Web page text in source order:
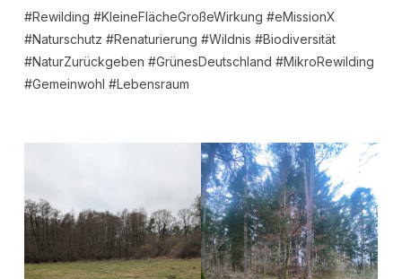
#Rewilding #KleineFlächeGroßeWirkung #eMissionX
#Naturschutz #Renaturierung #Wildnis #Biodiversität
#NaturZurückgeben #GrünesDeutschland #MikroRewilding
#Gemeinwohl #Lebensraum